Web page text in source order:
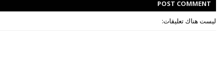
POST COMMENT
ليست هناك تعليقات: